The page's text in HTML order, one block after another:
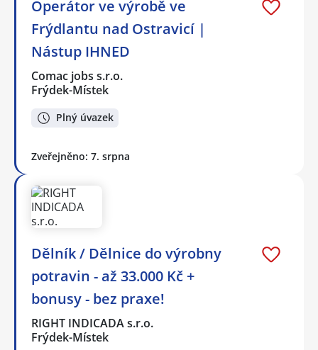
Operátor ve výrobě ve
Frýdlantu nad Ostravicí |
Nástup IHNED
Comac jobs s.r.o.
Frýdek-Místek
Plný úvazek
Zveřejněno: 7. srpna
Dělník / Dělnice do výrobny
potravin - až 33.000 Kč +
bonusy - bez praxe!
RIGHT INDICADA s.r.o.
Frýdek-Místek